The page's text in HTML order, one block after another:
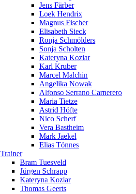
Jens Färber
Loek Hendrix
Magnus Fischer
Elisabeth Sieck
Ronja Schmölders
Sonja Scholten
Kateryna Koziar
Karl Kruber
Marcel Malchin
Angelika Nowak
Alfonso Serrano Carnerero
Maria Tietze
Astrid Höfte
Nico Scherf
Vera Bastheim
Mark Jaekel
Elias Tönnes
Trainer
Bram Tuesveld
Jürgen Schrapp
Kateryna Koziar
Thomas Geerts